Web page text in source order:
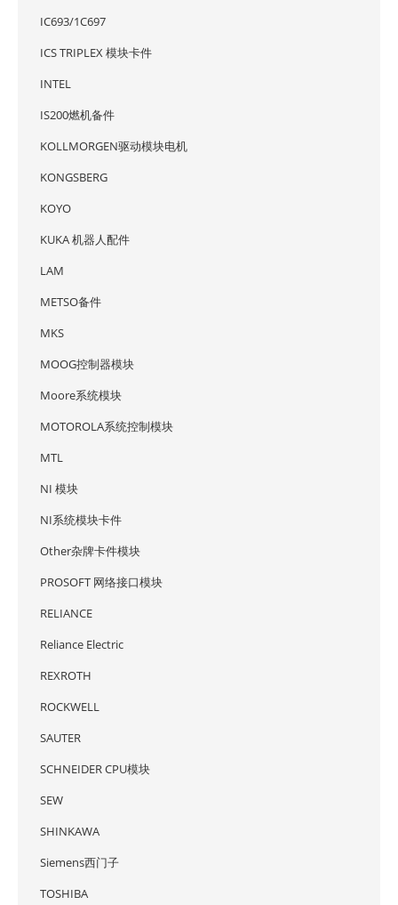
IC693/1C697
ICS TRIPLEX 模块卡件
INTEL
IS200燃机备件
KOLLMORGEN驱动模块电机
KONGSBERG
KOYO
KUKA 机器人配件
LAM
METSO备件
MKS
MOOG控制器模块
Moore系统模块
MOTOROLA系统控制模块
MTL
NI 模块
NI系统模块卡件
Other杂牌卡件模块
PROSOFT 网络接口模块
RELIANCE
Reliance Electric
REXROTH
ROCKWELL
SAUTER
SCHNEIDER CPU模块
SEW
SHINKAWA
Siemens西门子
TOSHIBA